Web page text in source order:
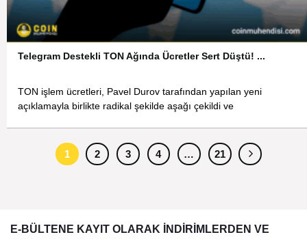
Telegram Destekli TON Ağında Ücretler Sert Düştü! ...
TON işlem ücretleri, Pavel Durov tarafından yapılan yeni
açıklamayla birlikte radikal şekilde aşağı çekildi ve
1 2 3 4 … 21
E-BÜLTENE KAYIT OLARAK İNDİRİMLERDEN VE